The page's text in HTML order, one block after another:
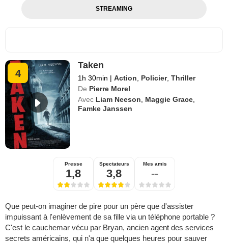
STREAMING
4
Taken
1h 30min | Action Policier,Thriller
De Pierre Morel
Avec Liam Neeson Maggie Grace
Famke Janssen
Presse
1,8
Spectateurs
3,8
Mes amis
--
Que peut-on imaginer de pire pour un père que d'assister
impuissant à l'enlèvement de sa fille via un téléphone portable ?
C'est le cauchemar vécu par Bryan, ancien agent des services
secrets américains, qui n'a que quelques heures pour sauver